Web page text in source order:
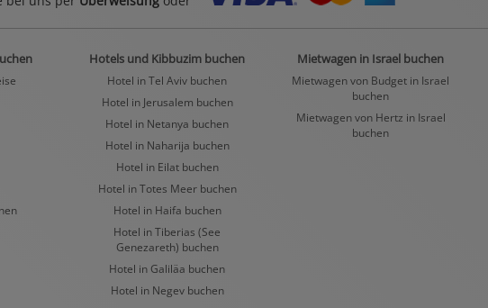
Hotels und Kibbuzim buchen
Hotel in Tel Aviv buchen
Hotel in Jerusalem buchen
Hotel in Netanya buchen
Hotel in Naharija buchen
Hotel in Eilat buchen
Hotel in Totes Meer buchen
Hotel in Haifa buchen
Hotel in Tiberias (See
Genezareth) buchen
Hotel in Galiläa buchen
Hotel in Negev buchen
Mietwagen in Israel buchen
Mietwagen von Budget in Israel
buchen
Mietwagen von Hertz in Israel
buchen